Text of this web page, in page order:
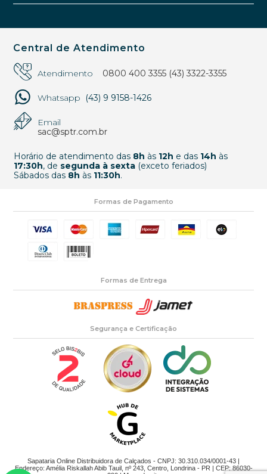
Central de Atendimento
Atendimento 0800 400 3355 (43) 3322-3355
Whatsapp (43) 9 9158-1426
Email
sac@sptr.com.br
Horário de atendimento das 8h às 12h e das 14h às
17:30h, de segunda à sexta(exceto feriados)
Sábados das 8h às 11:30h.
Formas de Pagamento
Formas de Entrega
Segurança e Certificação
Sapataria Online Distribuidora de Calçados - CNPJ: 30.310.034/0001-43 |
Endereço: Amélia Riskallah Abib Tauil, nº 243, Centro, Londrina - PR | CEP: 86030-